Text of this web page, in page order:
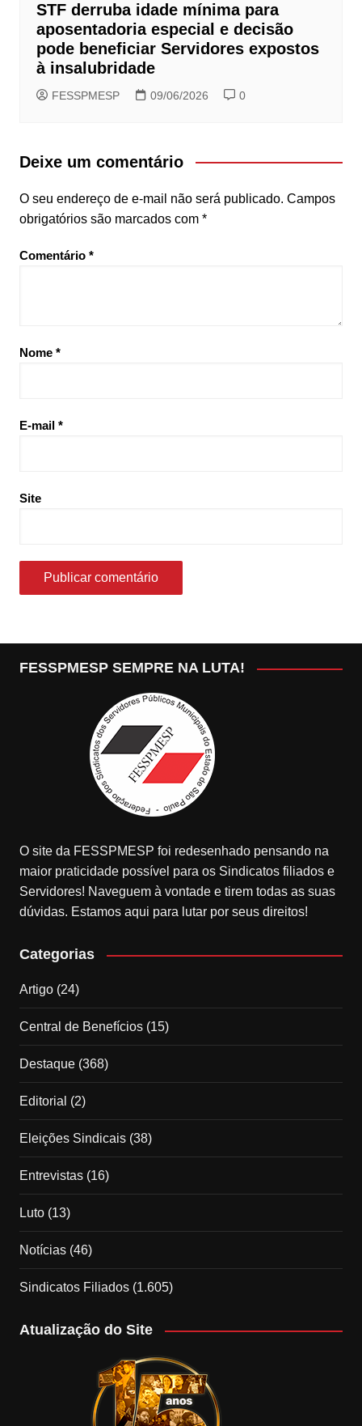
STF derruba idade mínima para
aposentadoria especial e decisão
pode beneficiar Servidores expostos
à insalubridade
FESSPMESP 09/06/2026 0
Deixe um comentário
O seu endereço de e-mail não será publicado. Campos
obrigatórios são marcados com *
Comentário *
Nome *
E-mail *
Site
FESSPMESP SEMPRE NA LUTA!
O site da FESSPMESP foi redesenhado pensando na
maior praticidade possível para os Sindicatos filiados e
Servidores! Naveguem à vontade e tirem todas as suas
dúvidas. Estamos aqui para lutar por seus direitos!
Categorias
Artigo(24)
Central de Benefícios(15)
Destaque(368)
Editorial (2)
Eleições Sindicais(38)
Entrevistas(16)
Luto(13)
Notícias(46)
Sindicatos Filiados(1.605)
Atualização do Site